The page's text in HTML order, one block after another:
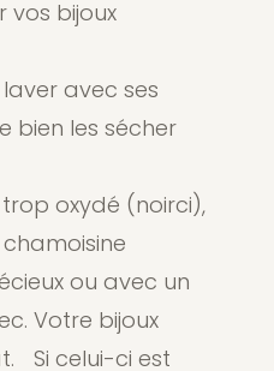
vos bijoux
avec ses
bien les sécher
oxydé (noirci),
ou avec un
Votre bijoux
Si celui-ci est